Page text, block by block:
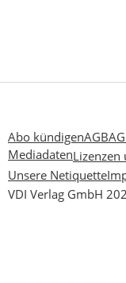
Abo kündigenAGB
MediadatenLizenzen
Unsere Netiquette
VDI Verlag GmbH